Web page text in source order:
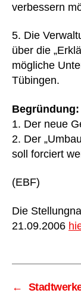
verbessern
5. Die
über die
mögliche
Tübingen.
Begründung:
1. Der neue
2. Der
soll forciert
(EBF)
Die
21.09.2006
←